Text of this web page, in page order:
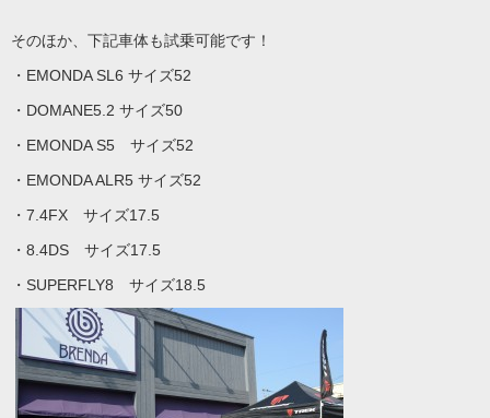
そのほか、下記車体も試乗可能です！
・EMONDA SL6 サイズ52
・DOMANE5.2 サイズ50
・EMONDA S5 サイズ52
・EMONDA ALR5 サイズ52
・7.4FX サイズ17.5
・8.4DS サイズ17.5
・SUPERFLY8 サイズ18.5